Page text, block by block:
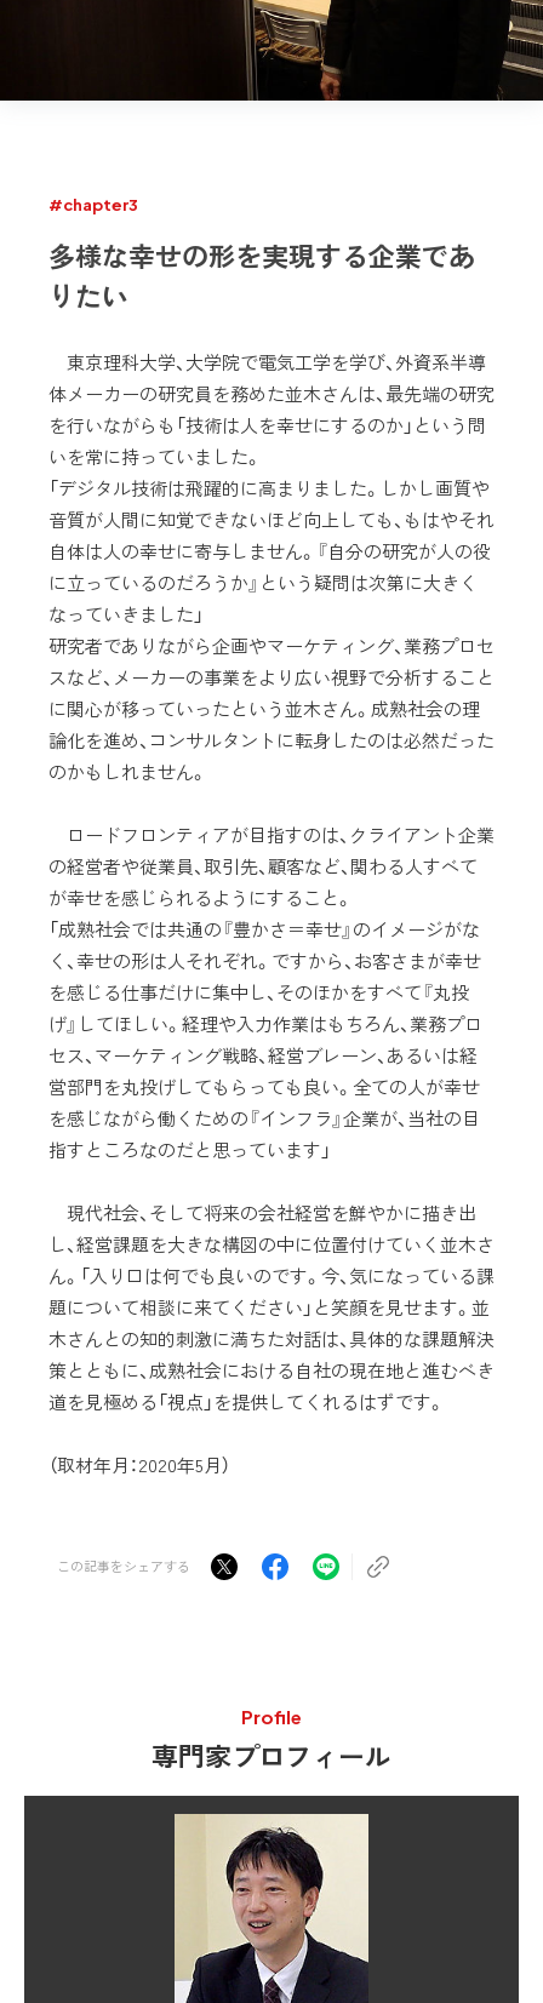
#chapter3
多様な幸せの形を実現する企業であ
りたい
東京理科大学、大学院で電気工学を学び、外資系半導
体メーカーの研究員を務めた並木さんは、最先端の研究
を行いながらも「技術は人を幸せにするのか」という問
いを常に持っていました。
「デジタル技術は飛躍的に高まりました。しかし画質や
音質が人間に知覚できないほど向上しても、もはやそれ
自体は人の幸せに寄与しません。『自分の研究が人の役
に立っているのだろうか』という疑問は次第に大きく
なっていきました」
研究者でありながら企画やマーケティング、業務プロセ
スなど、メーカーの事業をより広い視野で分析すること
に関心が移っていったという並木さん。成熟社会の理
論化を進め、コンサルタントに転身したのは必然だった
のかもしれません。
ロードフロンティアが目指すのは、クライアント企業
の経営者や従業員、取引先、顧客など、関わる人すべて
が幸せを感じられるようにすること。
「成熟社会では共通の『豊かさ＝幸せ』のイメージがな
く、幸せの形は人それぞれ。ですから、お客さまが幸せ
を感じる仕事だけに集中し、そのほかをすべて『丸投
げ』してほしい。経理や入力作業はもちろん、業務プロ
セス、マーケティング戦略、経営ブレーン、あるいは経
営部門を丸投げしてもらっても良い。全ての人が幸せ
を感じながら働くための『インフラ』企業が、当社の目
指すところなのだと思っています」
現代社会、そして将来の会社経営を鮮やかに描き出
し、経営課題を大きな構図の中に位置付けていく並木さ
ん。「入り口は何でも良いのです。今、気になっている課
題について相談に来てください」と笑顔を見せます。並
木さんとの知的刺激に満ちた対話は、具体的な課題解決
策とともに、成熟社会における自社の現在地と進むべき
道を見極める「視点」を提供してくれるはずです。
（取材年月：2020年5月）
この記事をシェアする
Profile
専門家プロフィール